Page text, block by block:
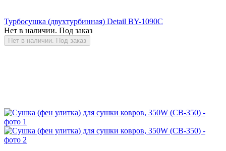
Турбосушка (двухтурбинная) Detail BY-1090C
Нет в наличии. Под заказ
Нет в наличии. Под заказ